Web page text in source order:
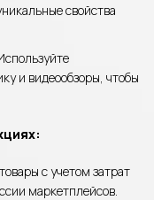
свойства
и видеообзоры, чтобы
с учетом затрат
маркетплейсов.